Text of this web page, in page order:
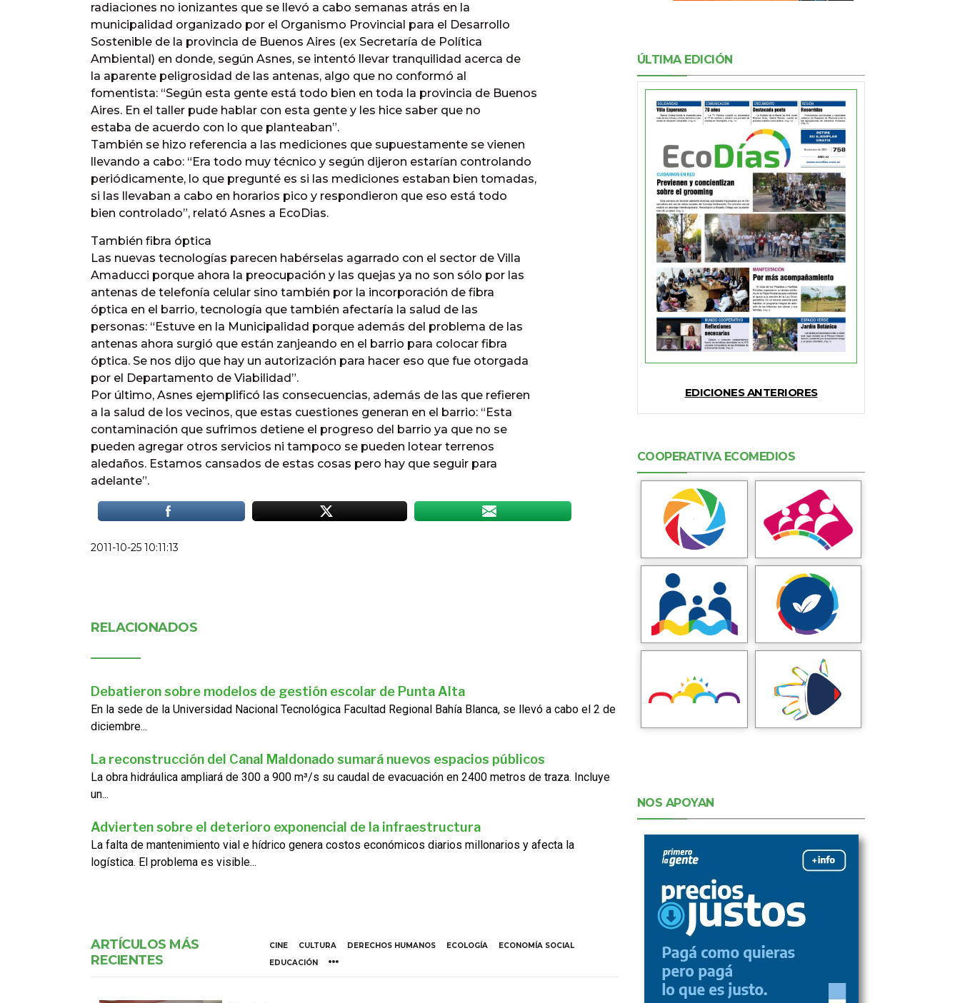
radiaciones no ionizantes que se llevó a cabo semanas atrás en la
municipalidad organizado por el Organismo Provincial para el Desarrollo
Sostenible de la provincia de Buenos Aires (ex Secretaría de Política
Ambiental) en donde, según Asnes, se intentó llevar tranquilidad acerca de
la aparente peligrosidad de las antenas, algo que no conformó al
fomentista: “Según esta gente está todo bien en toda la provincia de Buenos
Aires. En el taller pude hablar con esta gente y les hice saber que no
estaba de acuerdo con lo que planteaban”.
También se hizo referencia a las mediciones que supuestamente se vienen
llevando a cabo: “Era todo muy técnico y según dijeron estarían controlando
periódicamente, lo que pregunté es si las mediciones estaban bien tomadas,
si las llevaban a cabo en horarios pico y respondieron que eso está todo
bien controlado”, relató Asnes a EcoDias.
También fibra óptica
Las nuevas tecnologías parecen habérselas agarrado con el sector de Villa
Amaducci porque ahora la preocupación y las quejas ya no son sólo por las
antenas de telefonía celular sino también por la incorporación de fibra
óptica en el barrio, tecnología que también afectaría la salud de las
personas: “Estuve en la Municipalidad porque además del problema de las
antenas ahora surgió que están zanjeando en el barrio para colocar fibra
óptica. Se nos dijo que hay un autorización para hacer eso que fue otorgada
por el Departamento de Viabilidad”.
Por último, Asnes ejemplificó las consecuencias, además de las que refieren
a la salud de los vecinos, que estas cuestiones generan en el barrio: “Esta
contaminación que sufrimos detiene el progreso del barrio ya que no se
pueden agregar otros servicios ni tampoco se pueden lotear terrenos
aledaños. Estamos cansados de estas cosas pero hay que seguir para
adelante”.
2011-10-25 10:11:13
RELACIONADOS
Debatieron sobre modelos de gestión escolar de Punta Alta
En la sede de la Universidad Nacional Tecnológica Facultad Regional Bahía Blanca, se llevó a cabo el 2 de
diciembre...
La reconstrucción del Canal Maldonado sumará nuevos espacios públicos
La obra hidráulica ampliará de 300 a 900 m³/s su caudal de evacuación en 2400 metros de traza. Incluye
un...
Advierten sobre el deterioro exponencial de la infraestructura
La falta de mantenimiento vial e hídrico genera costos económicos diarios millonarios y afecta la
logística. El problema es visible...
ARTÍCULOS MÁS
RECIENTES
CINE CULTURA DERECHOS HUMANOS ECOLOGÍA
ECONOMÍA SOCIAL
EDUCACIÓN
ÚLTIMA EDICIÓN
EDICIONES ANTERIORES
COOPERATIVA ECOMEDIOS
NOS APOYAN